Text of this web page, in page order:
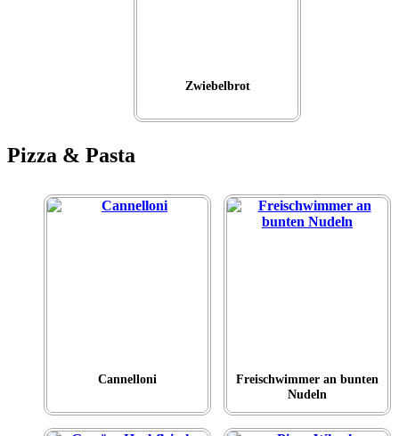
Zwiebelbrot
Pizza & Pasta
Cannelloni
Freischwimmer an bunten
Nudeln